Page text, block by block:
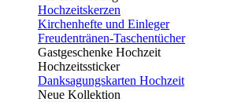
Hochzeitskerzen
Kirchenhefte und Einleger
Freudentränen-Taschentücher
Gastgeschenke Hochzeit
Hochzeitssticker
Danksagungskarten Hochzeit
Neue Kollektion